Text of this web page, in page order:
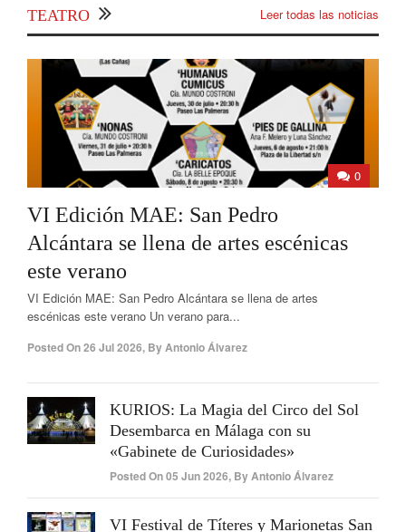
TEATRO Leer todas las noticias
0
VI Edición MAE: San Pedro
Alcántara se llena de artes escénicas
este verano
VI Edición MAE: San Pedro Alcántara se llena de artes
escénicas este verano Un verano para...
Posted On26 Jul 2026, ByAntonio Álvarez
KURIOS: La Magia del Circo del Sol
Desembarca en Málaga con su
«Gabinete de Curiosidades»
Posted On05 Jun 2026, ByAntonio Álvarez
VI Festival de Títeres y Marionetas San